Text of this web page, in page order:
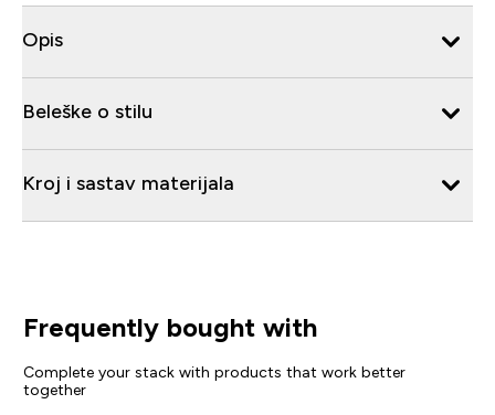
Opis
Beleške o stilu
Kroj i sastav materijala
Frequently bought with
Complete your stack with products that work better
together